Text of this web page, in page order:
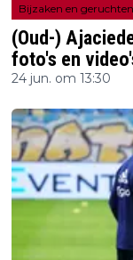
Bijzaken en geruchten
(Oud-)
foto's en
24 jun. om 13:30